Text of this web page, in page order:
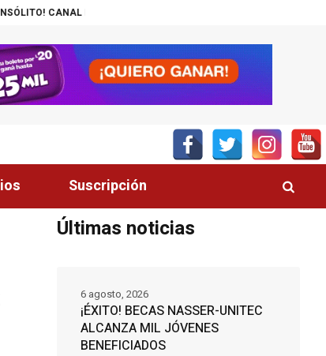
PROMUEVE ZEDE PRÓSPERA
Suscripción
Últimas noticias
¡ÉXITO! BECAS NASSER-UNITEC
ALCANZA MIL JÓVENES
BENEFICIADOS
6 agosto, 2026